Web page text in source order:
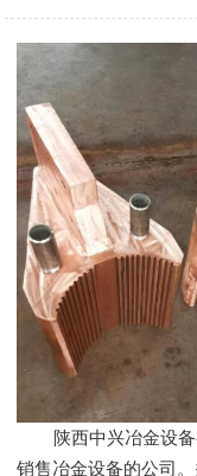
陕西中兴冶金设
销售冶金设备的公司